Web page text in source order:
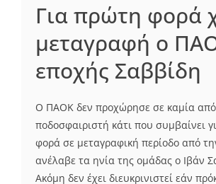
Για πρώτη φορά
μεταγραφή ο
εποχής Σαββίδη
Ο ΠΑΟΚ δεν προχώρησε σε καμία
ποδοσφαιριστή κάτι που συμβαίνει
φορά σε μεταγραφική περίοδο από
ανέλαβε τα ηνία της ομάδας ο Ιβάν
Ακόμη δεν έχει διευκρινιστεί εάν